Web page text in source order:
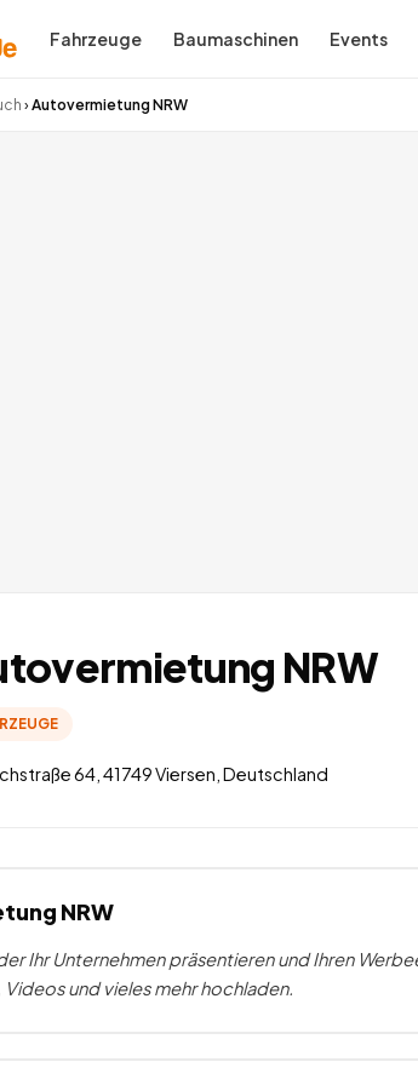
Fahrzeuge Baumaschinen Events
› Autovermietung NRW
NRW
64, 41749 Viersen, Deutschland
NRW
Ihr Unternehmen präsentieren und Ihren
und vieles mehr hochladen.